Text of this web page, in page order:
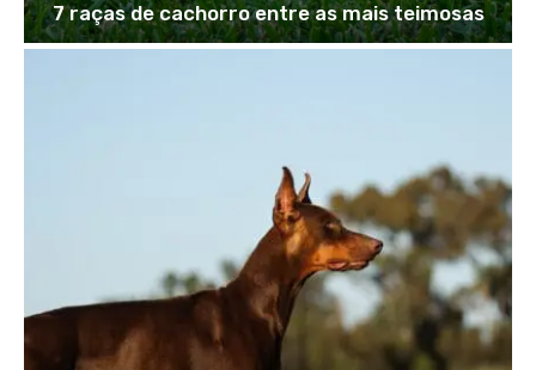
7 raças de cachorro entre as mais teimosas